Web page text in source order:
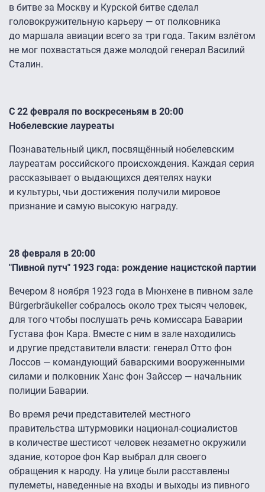
в битве за Москву и Курской битве сделал
головокружительную карьеру — от полковника
до маршала авиации всего за три года. Таким взлётом
не мог похвастаться даже молодой генерал Василий
Сталин.
С 22 февраля по воскресеньям в 20:00
Нобелевские лауреаты
Познавательный цикл, посвящённый нобелевским
лауреатам российского происхождения. Каждая серия
рассказывает о выдающихся деятелях науки
и культуры, чьи достижения получили мировое
признание и самую высокую награду.
28 февраля в 20:00
"Пивной путч" 1923 года: рождение нацистской партии
Вечером 8 ноября 1923 года в Мюнхене в пивном зале
Bürgerbräukeller собралось около трех тысяч человек,
для того чтобы послушать речь комиссара Баварии
Густава фон Кара. Вместе с ним в зале находились
и другие представители власти: генерал Отто фон
Лоссов — командующий баварскими вооруженными
силами и полковник Ханс фон Зайссер — начальник
полиции Баварии.
Во время речи представителей местного
правительства штурмовики национал-социалистов
в количестве шестисот человек незаметно окружили
здание, которое фон Кар выбрал для своего
обращения к народу. На улице были расставлены
пулеметы, наведенные на входы и выходы из пивного